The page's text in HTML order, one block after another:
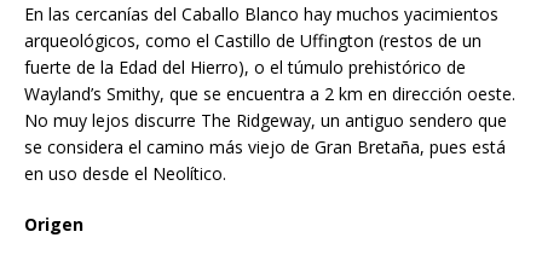
En las cercanías del Caballo Blanco hay muchos yacimientos
arqueológicos, como el Castillo de Uffington (restos de un
fuerte de la Edad del Hierro), o el túmulo prehistórico de
Wayland’s Smithy, que se encuentra a 2 km en dirección oeste.
No muy lejos discurre The Ridgeway, un antiguo sendero que
se considera el camino más viejo de Gran Bretaña, pues está
en uso desde el Neolítico.
Origen